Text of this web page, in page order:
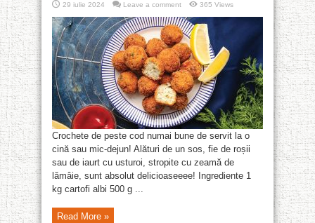
29 iulie 2024 Leave a comment 365 Views
Crochete de peste cod numai bune de servit la o
cină sau mic-dejun! Alături de un sos, fie de roșii
sau de iaurt cu usturoi, stropite cu zeamă de
lămâie, sunt absolut delicioaseeee! Ingrediente 1
kg cartofi albi 500 g ...
Read More »